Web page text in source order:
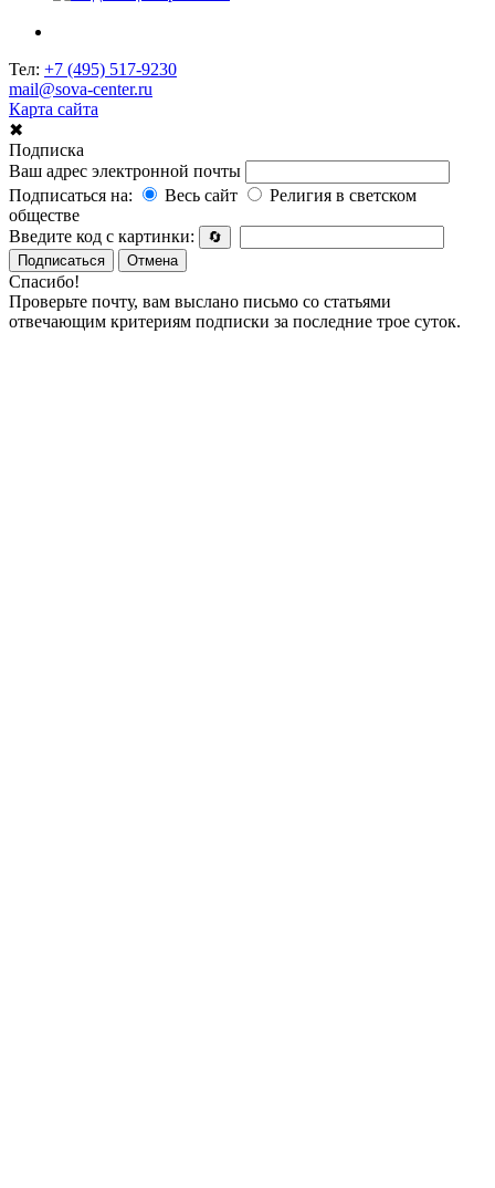
Тел: +7 (495) 517-9230
mail@sova-center.ru
Карта сайта
✖
Подписка
Ваш адрес электронной почты
Подписаться на:
Весь сайт
Религия в светском
обществе
Введите код с картинки:
🔄
Подписаться
Отмена
Спасибо!
Проверьте почту, вам выслано письмо со статьями
отвечающим критериям подписки за последние трое суток.